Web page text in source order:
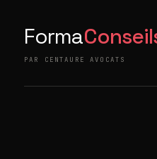
Forma
PAR CENTAURE AVOCATS